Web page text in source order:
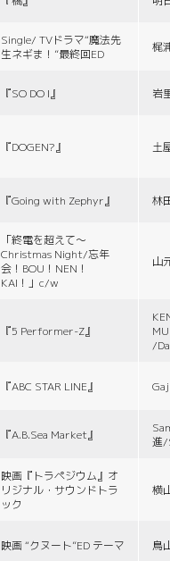
Single/ TVドラマ“魔法先
生ネギま！”最終回ED
梶
『SO DO I』 岩
『DOGEN?』 土
『Going with Zephyr』 林
「終電を超えて～
Christmas Night/忘年
会！BOU！NEN！
KAI！」c/w
山
『5 Performer-Z』
/
『ABC STAR LINE』
『A.B.Sea Market』
進/
映画『トラペジウム』オ
リジナル・サウンドトラ
ック
横
映画 “クヌート”ED テーマ 鳥